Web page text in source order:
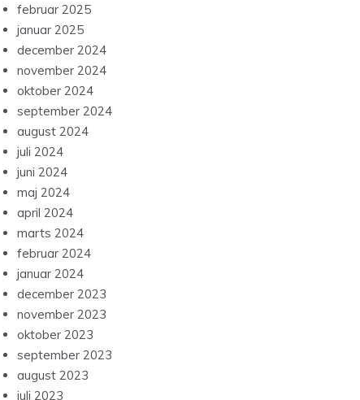
februar 2025
januar 2025
december 2024
november 2024
oktober 2024
september 2024
august 2024
juli 2024
juni 2024
maj 2024
april 2024
marts 2024
februar 2024
januar 2024
december 2023
november 2023
oktober 2023
september 2023
august 2023
juli 2023